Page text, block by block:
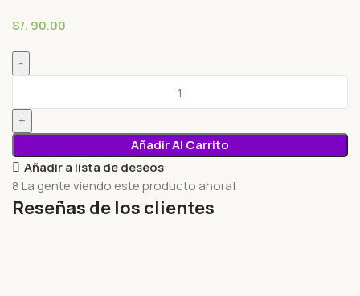
S/. 90.00
Añadir Al Carrito
Añadir a lista de deseos
8 La gente viendo este producto ahora!
Reseñas de los clientes